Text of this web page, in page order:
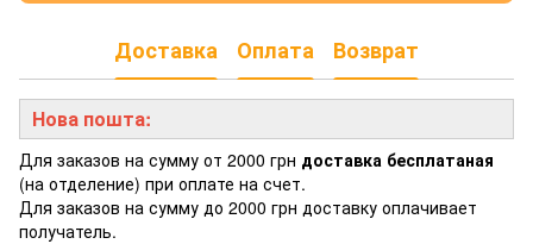
Доставка Оплата Возврат
Нова пошта:
Для заказов на сумму от 2000 грн доставка бесплатаная
(на отделение) при оплате на счет.
Для заказов на сумму до 2000 грн доставку оплачивает
получатель.